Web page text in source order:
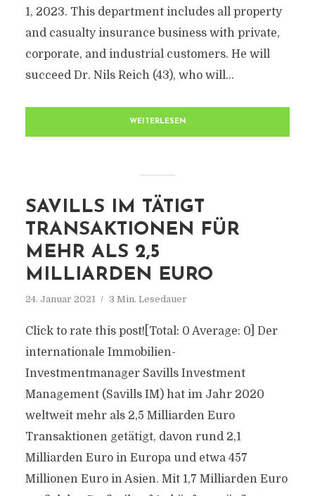
1, 2023. This department includes all property
and casualty insurance business with private,
corporate, and industrial customers. He will
succeed Dr. Nils Reich (43), who will...
WEITERLESEN
SAVILLS IM TÄTIGT
TRANSAKTIONEN FÜR
MEHR ALS 2,5
MILLIARDEN EURO
24. Januar 2021 3 Min. Lesedauer
Click to rate this post![Total: 0 Average: 0] Der
internationale Immobilien-
Investmentmanager Savills Investment
Management (Savills IM) hat im Jahr 2020
weltweit mehr als 2,5 Milliarden Euro
Transaktionen getätigt, davon rund 2,1
Milliarden Euro in Europa und etwa 457
Millionen Euro in Asien. Mit 1,7 Milliarden Euro